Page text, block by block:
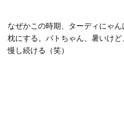
なぜかこの時期、ターディにゃ
枕にする。パトちゃん、暑いけ
慢し続ける（笑）